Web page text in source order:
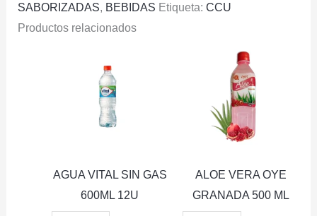
SABORIZADAS, BEBIDAS Etiqueta: CCU
Productos relacionados
AGUA VITAL SIN GAS
600ML 12U
ALOE VERA OYE
GRANADA 500 ML